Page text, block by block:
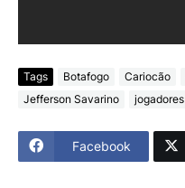
Tags Botafogo Cariocão
Jefferson Savarino
jogadores
Facebook